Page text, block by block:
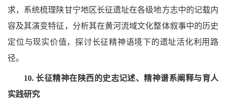
求，系统梳理陕甘宁地区长征遗址在各级地方志中的记载内
容及其演变特征，分析其在黄河流域文化整体叙事中的历史
定位与现实价值，探讨长征精神语境下的遗址活化利用路
径。
10. 长征精神在陕西的史志记述、精神谱系阐释与育人
实践研究